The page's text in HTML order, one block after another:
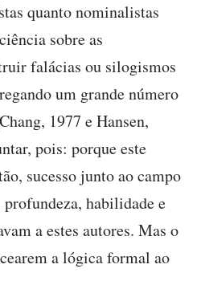
quanto nominalistas
sobre as
falácias ou silogismos
um grande número
1977 e Hansen,
pois: porque este
sucesso junto ao campo
habilidade e
a estes autores. Mas o
a lógica formal ao